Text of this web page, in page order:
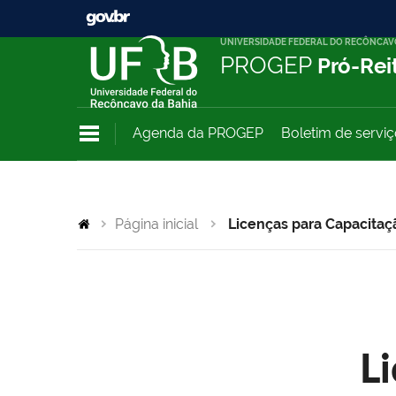
UNIVERSIDADE FEDERAL DO
PROGEP Pró-
Agenda da PROGEP Boletim de
Página inicial Licenças para